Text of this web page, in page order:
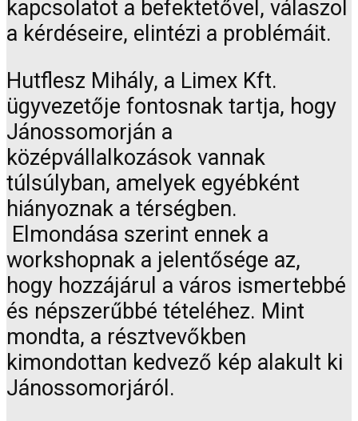
kapcsolatot a befektetővel, válaszol
a kérdéseire, elintézi a problémáit.
Hutflesz Mihály, a Limex Kft.
ügyvezetője fontosnak tartja, hogy
Jánossomorján a
középvállalkozások vannak
túlsúlyban, amelyek egyébként
hiányoznak a térségben.
Elmondása szerint ennek a
workshopnak a jelentősége az,
hogy hozzájárul a város ismertebbé
és népszerűbbé tételéhez. Mint
mondta, a résztvevőkben
kimondottan kedvező kép alakult ki
Jánossomorjáról.